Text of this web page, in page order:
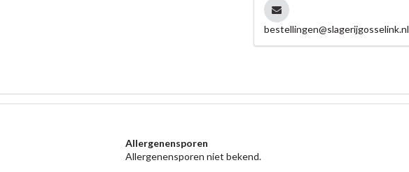
bestellingen@slagerijgosselink.nl
Allergenensporen
Allergenensporen niet bekend.